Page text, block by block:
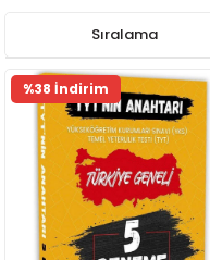
Sıralama
%38 İndirim